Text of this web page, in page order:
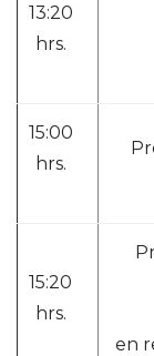
13:20
hrs.
15:00
hrs.
15:20
hrs.
en